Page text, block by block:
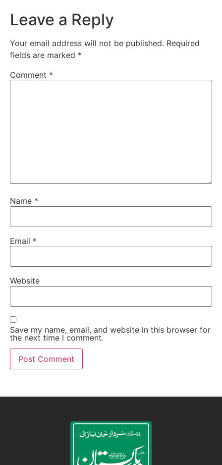
Leave a Reply
Your email address will not be published. Required
fields are marked *
Comment *
Name *
Email *
Website
Save my name, email, and website in this browser for
the next time I comment.